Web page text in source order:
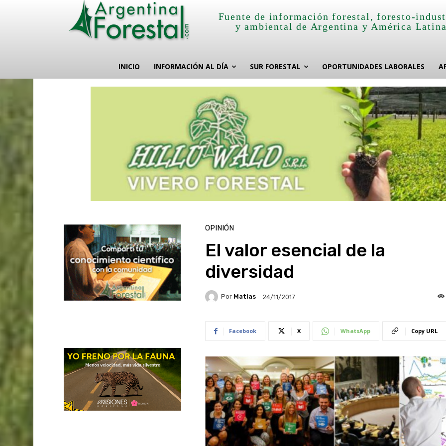
Fuente de información forestal, foresto-
y ambiental de Argentina y América
INICIO INFORMACIÓN AL DÍA SUR FORESTAL OPORTUNIDADES LABORALES
OPINIÓN
El valor esencial de la
diversidad
Por Matias 24/11/2017
Facebook X WhatsApp Copy URL